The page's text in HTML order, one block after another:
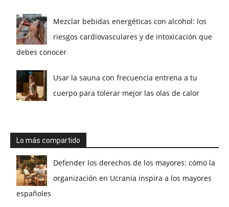
Mezclar bebidas energéticas con alcohol: los
riesgos cardiovasculares y de intoxicación que
debes conocer
Usar la sauna con frecuencia entrena a tu
cuerpo para tolerar mejor las olas de calor
Lo más compartido
Defender los derechos de los mayores: cómo la
organización en Ucrania inspira a los mayores
españoles